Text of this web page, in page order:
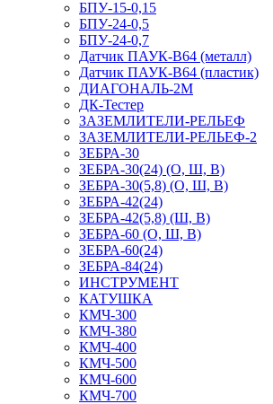
БПУ-15-0,15
БПУ-24-0,5
БПУ-24-0,7
Датчик ПАУК-В64 (металл)
Датчик ПАУК-В64 (пластик)
ДИАГОНАЛЬ-2М
ДК-Тестер
ЗАЗЕМЛИТЕЛИ-РЕЛЬЕФ
ЗАЗЕМЛИТЕЛИ-РЕЛЬЕФ-2
ЗЕБРА-30
ЗЕБРА-30(24) (О, Ш, В)
ЗЕБРА-30(5,8) (О, Ш, В)
ЗЕБРА-42(24)
ЗЕБРА-42(5,8) (Ш, В)
ЗЕБРА-60 (О, Ш, В)
ЗЕБРА-60(24)
ЗЕБРА-84(24)
ИНСТРУМЕНТ
КАТУШКА
КМЧ-300
КМЧ-380
КМЧ-400
КМЧ-500
КМЧ-600
КМЧ-700